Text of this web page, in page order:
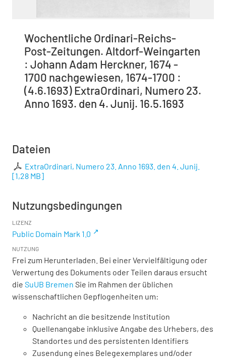
Wochentliche Ordinari-Reichs-
Post-Zeitungen. Altdorf-Weingarten
: Johann Adam Herckner, 1674 -
1700 nachgewiesen, 1674-1700 :
(4.6.1693) ExtraOrdinari, Numero 23.
Anno 1693. den 4. Junij. 16.5.1693
Dateien
ExtraOrdinari, Numero 23. Anno 1693. den 4. Junij.
[1,28 MB]
Nutzungsbedingungen
LIZENZ
Public Domain Mark 1.0
NUTZUNG
Frei zum Herunterladen. Bei einer Vervielfältigung oder
Verwertung des Dokuments oder Teilen daraus ersucht
die SuUB Bremen Sie im Rahmen der üblichen
wissenschaftlichen Gepflogenheiten um:
Nachricht an die besitzende Institution
Quellenangabe inklusive Angabe des Urhebers, des
Standortes und des persistenten Identifiers
Zusendung eines Belegexemplares und/oder